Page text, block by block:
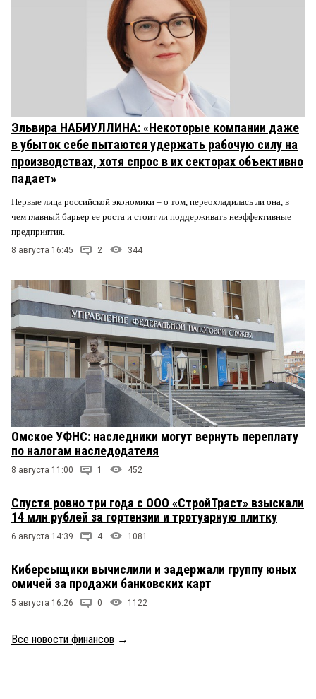
Эльвира НАБИУЛЛИНА: «Некоторые компании даже
в убыток себе пытаются удержать рабочую силу на
производствах, хотя спрос в их секторах объективно
падает»
Первые лица российской экономики – о том, переохладилась ли она, в
чем главный барьер ее роста и стоит ли поддерживать неэффективные
предприятия.
8 августа 16:45 2 344
Омское УФНС: наследники могут вернуть переплату
по налогам наследодателя
8 августа 11:00 1 452
Спустя ровно три года с ООО «СтройТраст» взыскали
14 млн рублей за гортензии и тротуарную плитку
6 августа 14:39 4 1081
Киберсыщики вычислили и задержали группу юных
омичей за продажи банковских карт
5 августа 16:26 0 1122
Все новости финансов →